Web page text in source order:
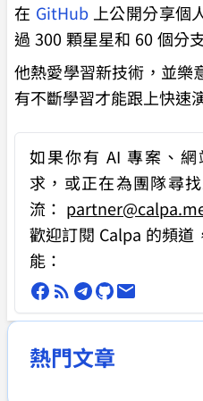
在 GitHub上公開分享個
過 300 顆星星和 60 個分
他熱愛學習新技術，並樂
有不斷學習才能跟上快速
如果你有AI 專案、
求 ，或正在為團隊尋
流：
歡迎訂閱 Calpa 的頻道
能：
熱門文章